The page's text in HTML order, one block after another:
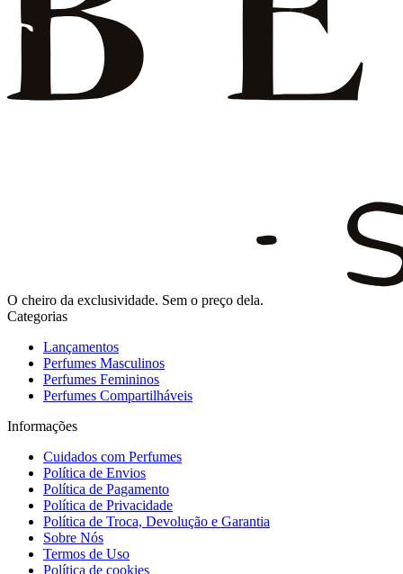
O cheiro da exclusividade. Sem o preço dela.
Categorias
Lançamentos
Perfumes Masculinos
Perfumes Femininos
Perfumes Compartilháveis
Informações
Cuidados com Perfumes
Política de Envios
Política de Pagamento
Política de Privacidade
Política de Troca, Devolução e Garantia
Sobre Nós
Termos de Uso
Política de cookies